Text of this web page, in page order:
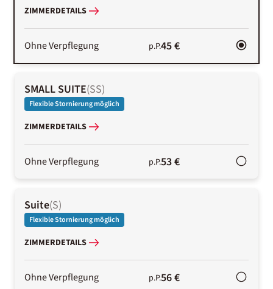
ZIMMERDETAILS
Ohne Verpflegung p.P.45 €
SMALL SUITE(SS)
Flexible Stornierung möglich
ZIMMERDETAILS
Ohne Verpflegung p.P.53 €
Suite(S)
Flexible Stornierung möglich
ZIMMERDETAILS
Ohne Verpflegung p.P.56 €